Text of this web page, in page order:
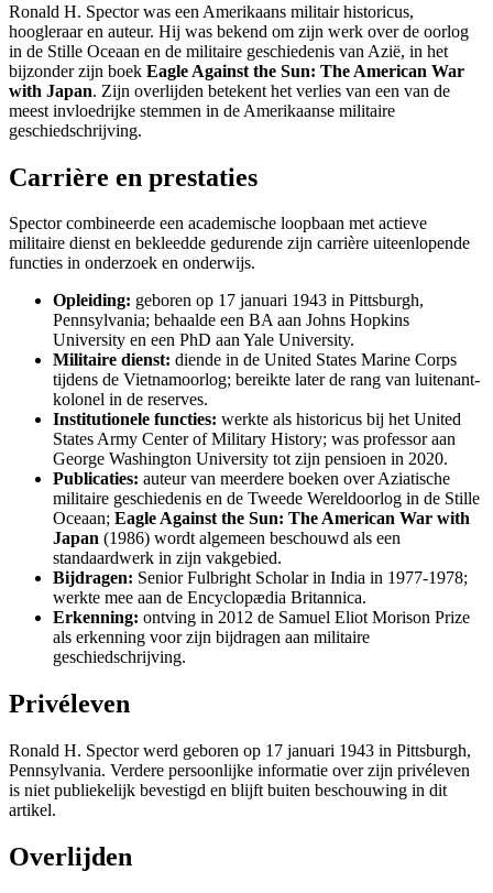
Ronald H. Spector was een Amerikaans militair historicus,
hoogleraar en auteur. Hij was bekend om zijn werk over de oorlog
in de Stille Oceaan en de militaire geschiedenis van Azië, in het
bijzonder zijn boek Eagle Against the Sun: The American War
with Japan. Zijn overlijden betekent het verlies van een van de
meest invloedrijke stemmen in de Amerikaanse militaire
geschiedschrijving.
Carrière en prestaties
Spector combineerde een academische loopbaan met actieve
militaire dienst en bekleedde gedurende zijn carrière uiteenlopende
functies in onderzoek en onderwijs.
Opleiding: geboren op 17 januari 1943 in Pittsburgh,
Pennsylvania; behaalde een BA aan Johns Hopkins
University en een PhD aan Yale University.
Militaire dienst: diende in de United States Marine Corps
tijdens de Vietnamoorlog; bereikte later de rang van luitenant-
kolonel in de reserves.
Institutionele functies: werkte als historicus bij het United
States Army Center of Military History; was professor aan
George Washington University tot zijn pensioen in 2020.
Publicaties: auteur van meerdere boeken over Aziatische
militaire geschiedenis en de Tweede Wereldoorlog in de Stille
Oceaan; Eagle Against the Sun: The American War with
Japan (1986) wordt algemeen beschouwd als een
standaardwerk in zijn vakgebied.
Bijdragen: Senior Fulbright Scholar in India in 1977-1978;
werkte mee aan de Encyclopædia Britannica.
Erkenning: ontving in 2012 de Samuel Eliot Morison Prize
als erkenning voor zijn bijdragen aan militaire
geschiedschrijving.
Privéleven
Ronald H. Spector werd geboren op 17 januari 1943 in Pittsburgh,
Pennsylvania. Verdere persoonlijke informatie over zijn privéleven
is niet publiekelijk bevestigd en blijft buiten beschouwing in dit
artikel.
Overlijden